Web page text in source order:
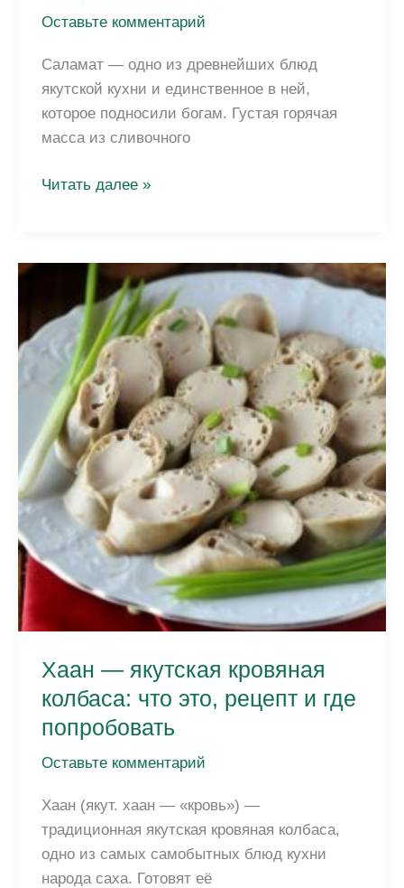
Оставьте комментарий
Саламат — одно из древнейших блюд
якутской кухни и единственное в ней,
которое подносили богам. Густая горячая
масса из сливочного
Саламат
рецепт,
история
и
где
попробовать
Читать далее »
Хаан — якутская кровяная
колбаса: что это, рецепт и где
попробовать
Оставьте комментарий
Хаан (якут. хаан — «кровь») —
традиционная якутская кровяная колбаса,
одно из самых самобытных блюд кухни
народа саха. Готовят её